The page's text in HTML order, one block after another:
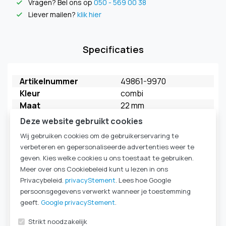
check Vragen? Bel ons op 050 - 569 00 38
check Liever mailen? klik hier
Specificaties
Artikelnummer
49861-9970
Kleur
combi
Maat
22 mm
Merk
FAHL
Verpakkingseenheid
5 stuks
HME Ademweerstand
HighFlow
kleur behuizing
zilver
kleur deksel
classic
HME Type
HME 22mm
Komt ook voor in
Deze website gebruikt cookies
Wij gebruiken cookies om de gebruikerservaring te
verbeteren en gepersonaliseerde advertenties weer te
geven. Kies welke cookies u ons toestaat te gebruiken.
Meer over ons Cookiebeleid kunt u lezen in ons
Privacybeleid. privacyStement. Lees hoe Google
persoonsgegevens verwerkt wanneer je toestemming
geeft. Google privacyStement.
Strikt noodzakelijk